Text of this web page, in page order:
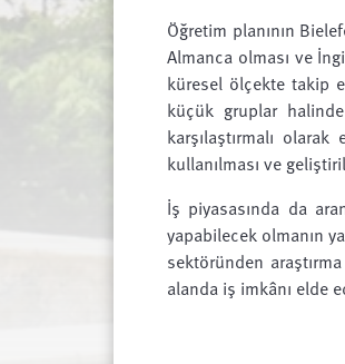
Öğretim planının
Almanca olması ve
küresel ölçekte takip
küçük gruplar
karşılaştırmalı
kullanılması ve
İş piyasasında da
yapabilecek olmanın
sektöründen
alanda iş imkânı elde